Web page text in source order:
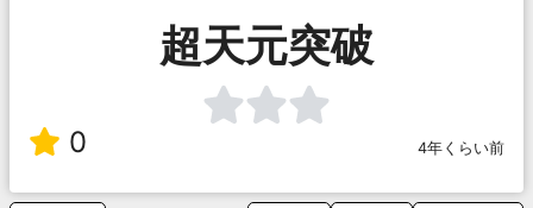
超天元突破
0 4年くらい前